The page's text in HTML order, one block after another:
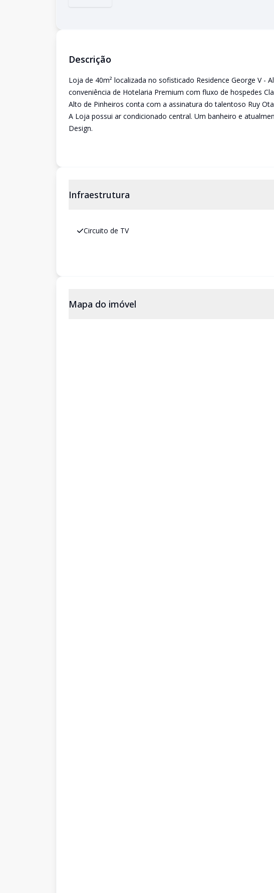
Descrição
Loja de 40m² localizada no sofisticado Residence George V -
conveniência de Hotelaria Premium com fluxo de hospedes
Alto de Pinheiros conta com a assinatura do talentoso Ruy
A Loja possui ar condicionado central. Um banheiro e
Design.
Infraestrutura
Circuito de TV
Mapa do imóvel